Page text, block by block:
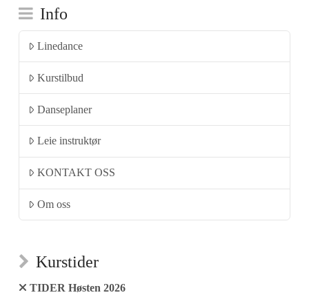
Info
Linedance
Kurstilbud
Danseplaner
Leie instruktør
KONTAKT OSS
Om oss
Kurstider
TIDER Høsten 2026